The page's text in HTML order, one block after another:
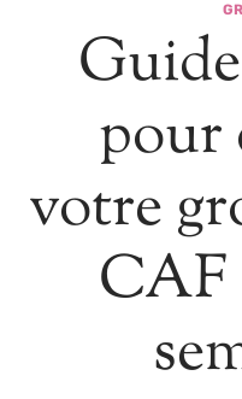
pour
votre
CAF